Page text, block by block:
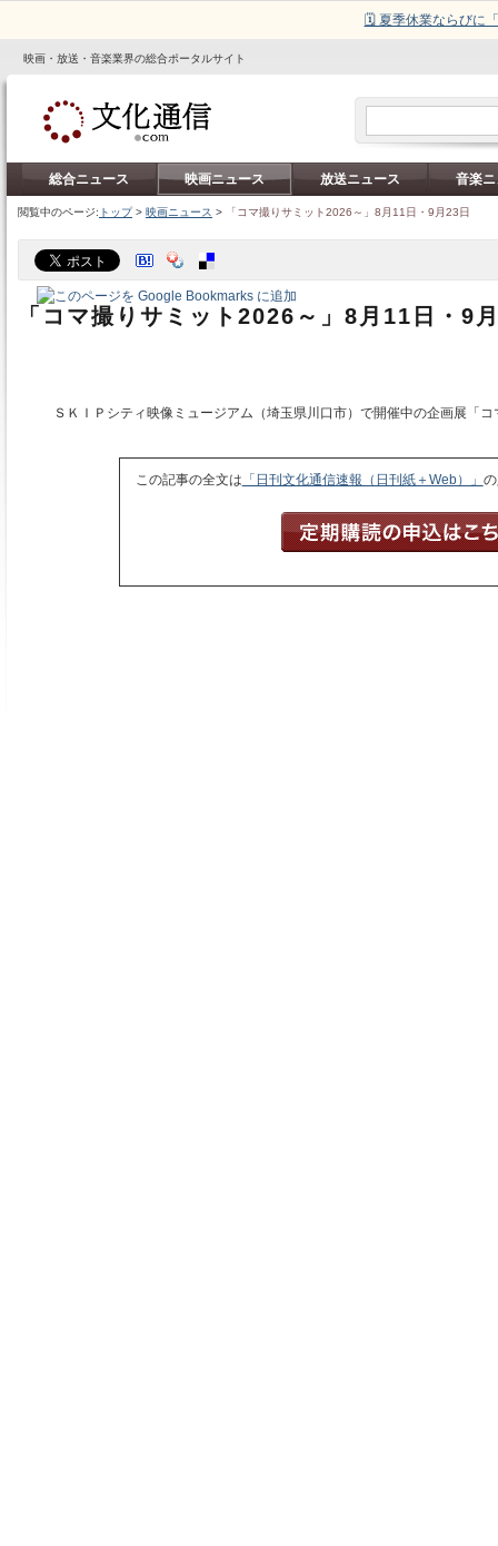
🗓️ 夏季休業ならびに
映画・放送・音楽業界の総合ポータルサイト
総合ニュース 映画ニュース 放送ニュース 音楽
閲覧中のページ: トップ> 映画ニュース > 「コマ撮りサミット2026～」8月11日・9月23日
「コマ撮りサミット2026～」8月11日・9
ＳＫＩＰシティ映像ミュージアム（埼玉県川口市）で開催中の企画展「
この記事の全文は 「日刊文化通信速報（日刊紙＋Web）」